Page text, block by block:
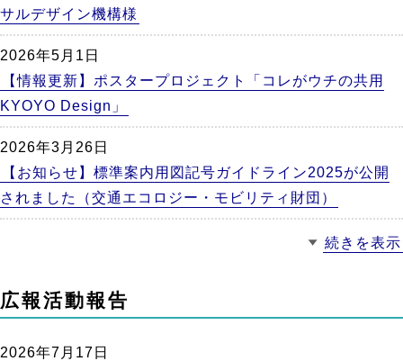
サルデザイン機構様
2026年5月1日
【情報更新】ポスタープロジェクト「コレがウチの共用
KYOYO Design」
2026年3月26日
【お知らせ】標準案内用図記号ガイドライン2025が公開
されました（交通エコロジー・モビリティ財団）
続きを表示
広報活動報告
2026年7月17日